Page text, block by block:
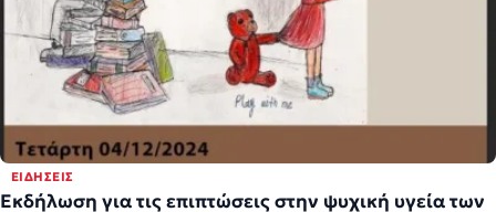
ΕΙΔΉΣΕΙΣ
Εκδήλωση για τις επιπτώσεις στην ψυχική υγεία των